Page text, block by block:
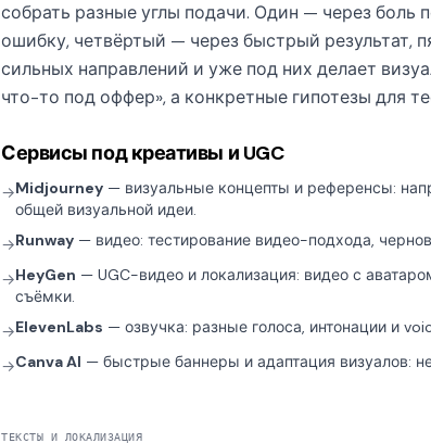
собрать разные углы подачи. Один — через боль
ошибку, четвёртый — через быстрый результат,
сильных направлений и уже под них делает
что-то под оффер», а конкретные гипотезы для
Сервисы под креативы и UGC
→Midjourney — визуальные концепты и референсы:
общей визуальной идеи.
→Runway — видео: тестирование видео-подхода,
→HeyGen — UGC-видео и локализация: видео с
съёмки.
→ElevenLabs — озвучка: разные голоса, интонации и
→Canva AI — быстрые баннеры и адаптация визуалов:
ТЕКСТЫ И ЛОКАЛИЗАЦИЯ